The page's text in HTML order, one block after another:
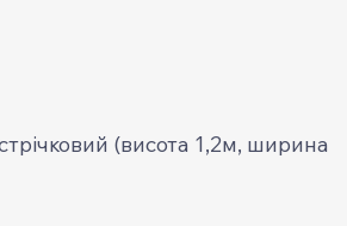
(висота 1,2м, ширина